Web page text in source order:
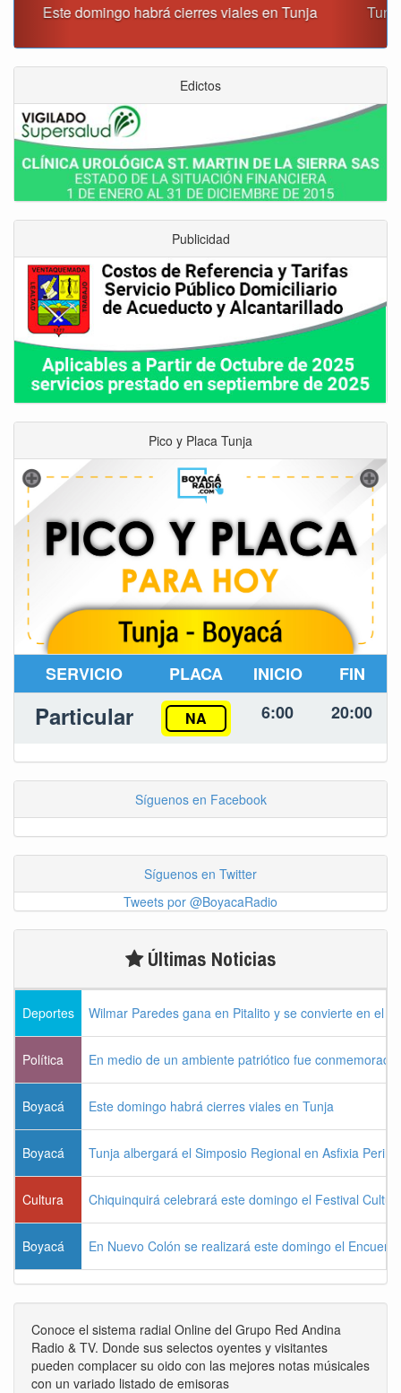
Tunja albergará el Simposio Regional en Asfixia Perinatal,
Edictos
Publicidad
Pico y Placa Tunja
SERVICIO PLACA INICIO FIN
Particular NA 6:00 20:00
Síguenos en Facebook
Síguenos en Twitter
Tweets por @BoyacaRadio
Últimas Noticias
Deportes Wilmar Paredes gana en Pitalito y se convierte en el
Política En medio de un ambiente patriótico fue
Boyacá Este domingo habrá cierres viales en Tunja
Boyacá Tunja albergará el Simposio Regional en Asfixia
Cultura Chiquinquirá celebrará este domingo el Festival
Boyacá En Nuevo Colón se realizará este domingo el
Conoce el sistema radial Online del Grupo Red Andina
Radio & TV. Donde sus selectos oyentes y visitantes
pueden complacer su oido con las mejores notas músicales
con un variado listado de emisoras